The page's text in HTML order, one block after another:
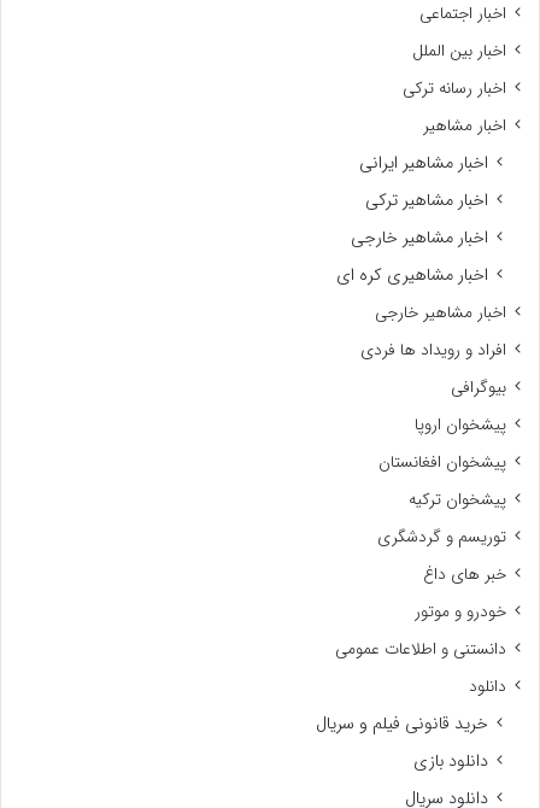
اخبار اجتماعی
اخبار بین الملل
اخبار رسانه ترکی
اخبار مشاهیر
اخبار مشاهیر ایرانی
اخبار مشاهیر ترکی
اخبار مشاهیر خارجی
اخبار مشاهیری کره ای
اخبار مشاهیر خارجی
افراد و رویداد ها فردی
بیوگرافی
پیشخوان اروپا
پیشخوان افغانستان
پیشخوان ترکیه
توریسم و گردشگری
خبر های داغ
خودرو و موتور
دانستنی و اطلاعات عمومی
دانلود
خرید قانونی فیلم و سریال
دانلود بازی
دانلود سریال